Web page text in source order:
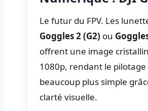
Le futur du FPV. Les
Goggles 2 (G2) ou
offrent une image
1080p, rendant le pilotage
beaucoup plus simple
clarté visuelle.